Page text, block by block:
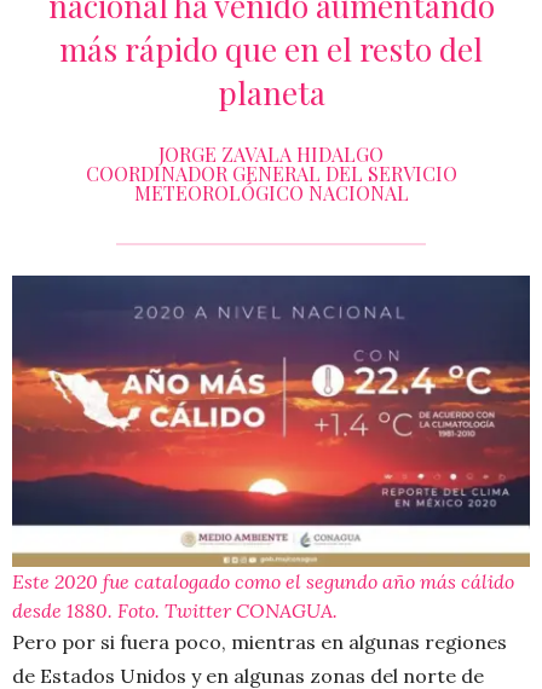
más rápido que en el resto del
planeta
JORGE ZAVALA HIDALGO
COORDINADOR GENERAL DEL SERVICIO
METEOROLÓGICO NACIONAL
Este 2020 fue catalogado como el segundo año más cálido
desde 1880. Foto. Twitter CONAGUA.
Pero por si fuera poco, mientras en algunas regiones
de Estados Unidos y en algunas zonas del norte de